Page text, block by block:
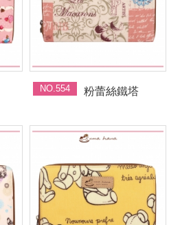
NO.554 粉蕾絲鐵塔